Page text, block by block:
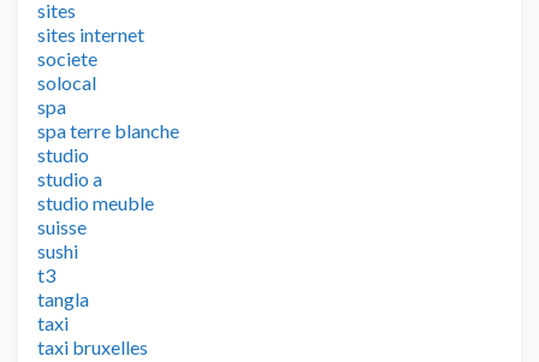
sites
sites internet
societe
solocal
spa
spa terre blanche
studio
studio a
studio meuble
suisse
sushi
t3
tangla
taxi
taxi bruxelles